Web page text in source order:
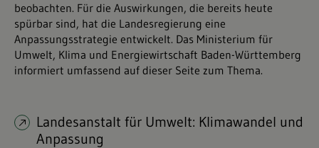
beobachten. Für die Auswirkungen, die bereits heute
spürbar sind, hat die Landesregierung eine
Anpassungsstrategie entwickelt. Das Ministerium für
Umwelt, Klima und Energiewirtschaft Baden-Württemberg
informiert umfassend auf dieser Seite zum Thema.
Landesanstalt für Umwelt: Klimawandel und
Anpassung